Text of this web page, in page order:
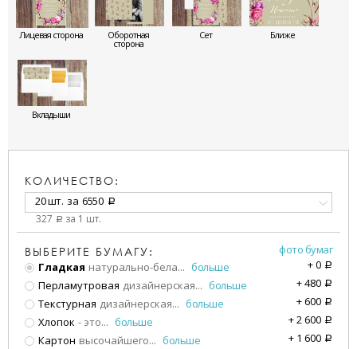
Лицевая сторона Оборотная
сторона
Сет Ближе
Вкладыши
КОЛИЧЕСТВО:
20 шт. за 6550 a
327 a за 1 шт.
ВЫБЕРИТЕ БУМАГУ:
фото бумаг
Гладкая натурально-бела... больше +0 a
Перламутровая дизайнерская... больше +480 a
Текстурная дизайнерская... больше +600 a
Хлопок - это... больше +2 600 a
Картон высочайшего... больше + 1 600 a